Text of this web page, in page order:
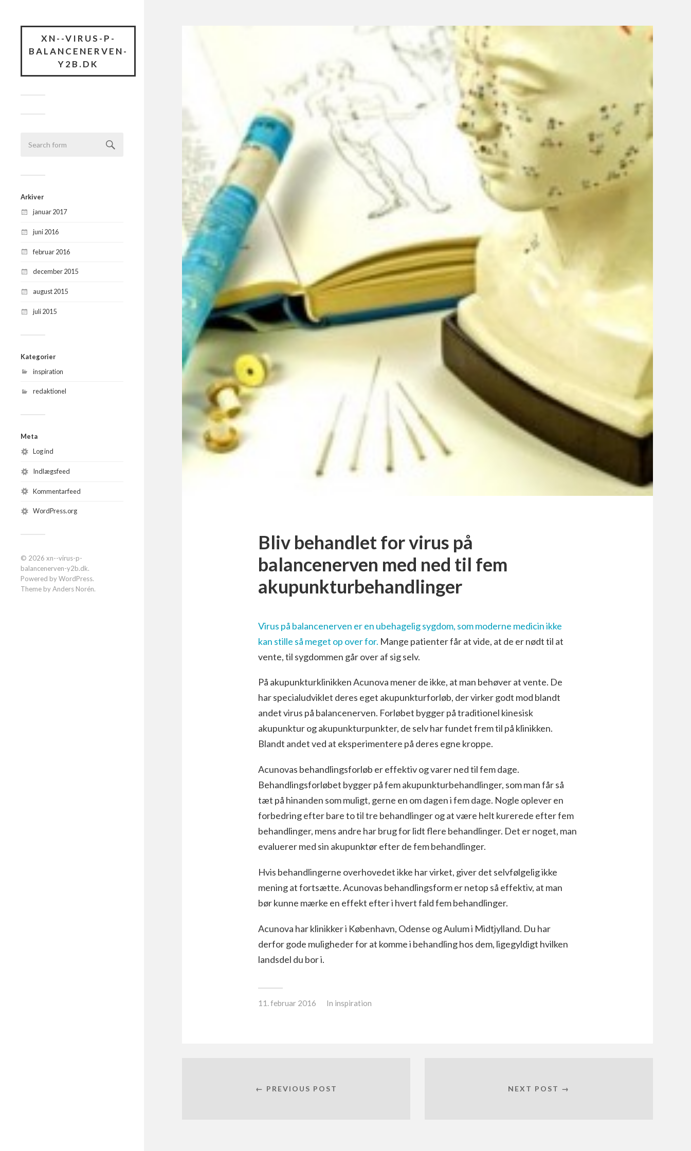
XN--VIRUS-P-
BALANCENERVEN-
Y2B.DK
Arkiver
januar 2017
juni 2016
februar 2016
december 2015
august 2015
juli 2015
Kategorier
inspiration
redaktionel
Meta
Log ind
Indlægsfeed
Kommentarfeed
WordPress.org
© 2026 xn--virus-p-
balancenerven-y2b.dk.
Powered byWordPress.
Theme byAnders Norén.
Bliv behandlet for virus på
balancenerven med ned til fem
akupunkturbehandlinger
Virus på balancenerven er en ubehagelig sygdom, som moderne medicin ikke
kan stille så meget op over for. Mange patienter får at vide, at de er nødt til at
vente, til sygdommen går over af sig selv.
På akupunkturklinikken Acunova mener de ikke, at man behøver at vente. De
har specialudviklet deres eget akupunkturforløb, der virker godt mod blandt
andet virus på balancenerven. Forløbet bygger på traditionel kinesisk
akupunktur og akupunkturpunkter, de selv har fundet frem til på klinikken.
Blandt andet ved at eksperimentere på deres egne kroppe.
Acunovas behandlingsforløb er effektiv og varer ned til fem dage.
Behandlingsforløbet bygger på fem akupunkturbehandlinger, som man får så
tæt på hinanden som muligt, gerne en om dagen i fem dage. Nogle oplever en
forbedring efter bare to til tre behandlinger og at være helt kurerede efter fem
behandlinger, mens andre har brug for lidt flere behandlinger. Det er noget, man
evaluerer med sin akupunktør efter de fem behandlinger.
Hvis behandlingerne overhovedet ikke har virket, giver det selvfølgelig ikke
mening at fortsætte. Acunovas behandlingsform er netop så effektiv, at man
bør kunne mærke en effekt efter i hvert fald fem behandlinger.
Acunova har klinikker i København, Odense og Aulum i Midtjylland. Du har
derfor gode muligheder for at komme i behandling hos dem, ligegyldigt hvilken
landsdel du bor i.
11. februar 2016 In inspiration
← PREVIOUS POST NEXT POST →